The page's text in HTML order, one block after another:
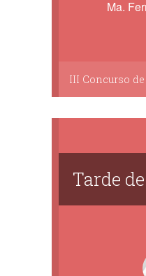
Ma.
III Concurso
Tarde